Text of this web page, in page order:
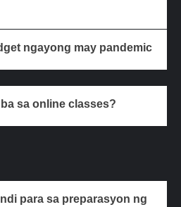
ngayong may pandemic
sa online classes?
para sa preparasyon ng